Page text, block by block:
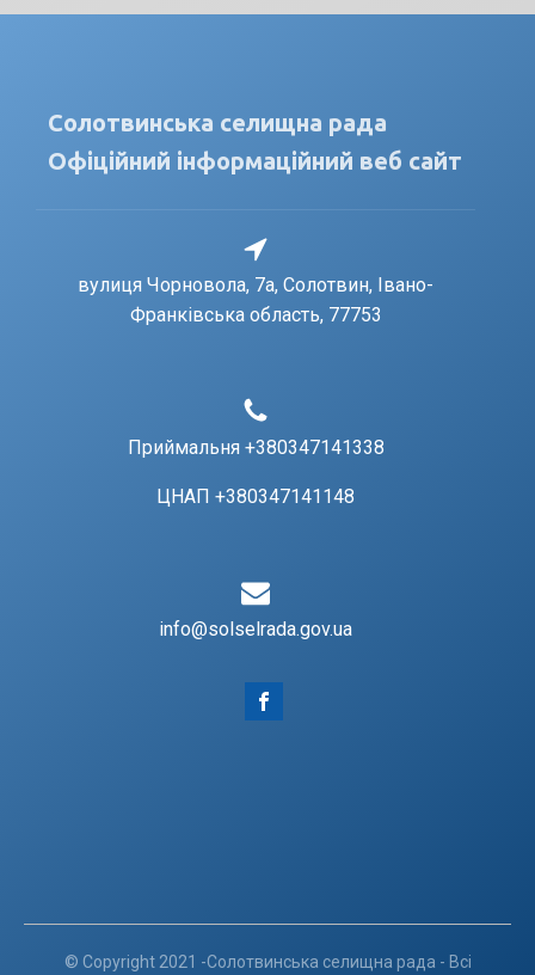
Солотвинська селищна рада
Офіційний інформаційний веб сайт
вулиця Чорновола, 7a, Солотвин, Івано-
Франківська область, 77753
Приймальня +380347141338
ЦНАП +380347141148
info@solselrada.gov.ua
© Copyright 2021 -Солотвинська селищна рада - Всі